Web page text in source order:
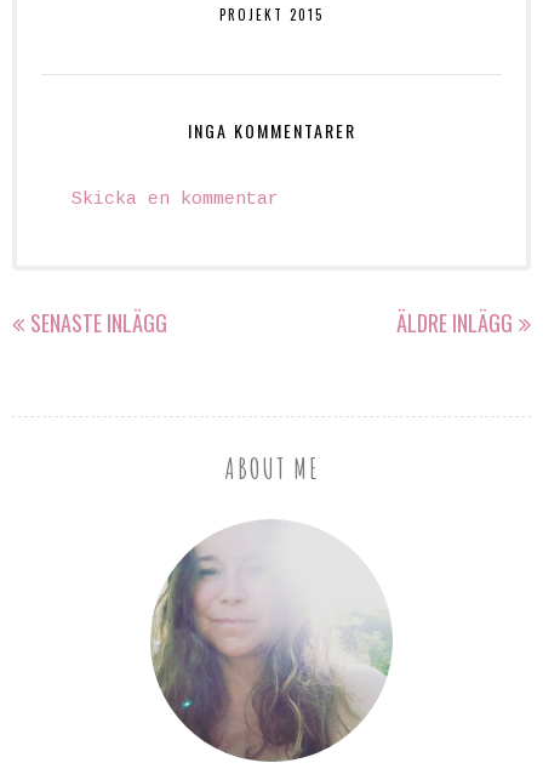
PROJEKT 2015
INGA KOMMENTARER
Skicka en kommentar
SENASTE INLÄGG ÄLDRE INLÄGG
ABOUT ME